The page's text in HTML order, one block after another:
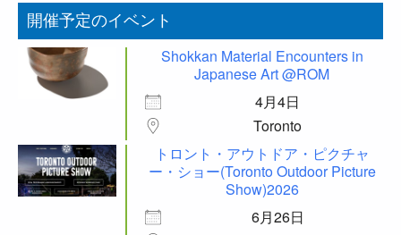
開催予定のイベント
Shokkan Material Encounters in
Japanese Art @ROM
4月4日
Toronto
トロント・アウトドア・ピクチャ
ー・ショー(Toronto Outdoor Picture
Show)2026
6月26日